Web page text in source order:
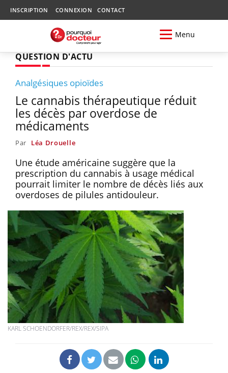
INSCRIPTION CONNEXION CONTACT
Menu
QUESTION D'ACTU
Analgésiques opioïdes
Le cannabis thérapeutique réduit
les décès par overdose de
médicaments
Par Léa Drouelle
Une étude américaine suggère que la
prescription du cannabis à usage médical
pourrait limiter le nombre de décès liés aux
overdoses de pilules antidouleur.
KARL SCHOENDORFER/REX/REX/SIPA